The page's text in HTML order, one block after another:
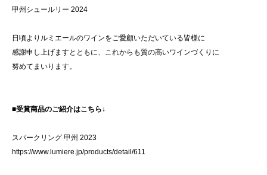
甲州シュールリー 2024
日頃よりルミエールのワインをご愛顧いただいている皆様に
感謝申し上げますとともに、これからも質の高いワインづくりに
努めてまいります。
■受賞商品のご紹介はこちら↓
スパークリング 甲州 2023
https://www.lumiere.jp/products/detail/611